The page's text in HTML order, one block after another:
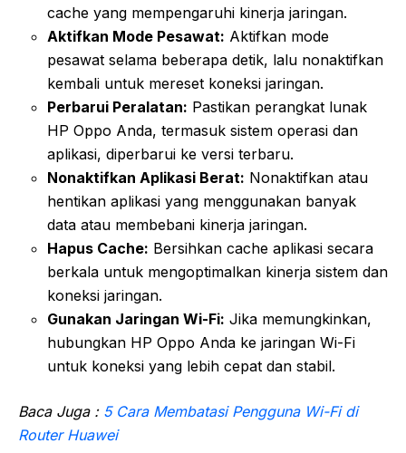
cache yang mempengaruhi kinerja jaringan.
Aktifkan Mode Pesawat: Aktifkan mode
pesawat selama beberapa detik, lalu nonaktifkan
kembali untuk mereset koneksi jaringan.
Perbarui Peralatan: Pastikan perangkat lunak
HP Oppo Anda, termasuk sistem operasi dan
aplikasi, diperbarui ke versi terbaru.
Nonaktifkan Aplikasi Berat: Nonaktifkan atau
hentikan aplikasi yang menggunakan banyak
data atau membebani kinerja jaringan.
Hapus Cache: Bersihkan cache aplikasi secara
berkala untuk mengoptimalkan kinerja sistem dan
koneksi jaringan.
Gunakan Jaringan Wi-Fi: Jika memungkinkan,
hubungkan HP Oppo Anda ke jaringan Wi-Fi
untuk koneksi yang lebih cepat dan stabil.
Baca Juga : 5 Cara Membatasi Pengguna Wi-Fi di
Router Huawei